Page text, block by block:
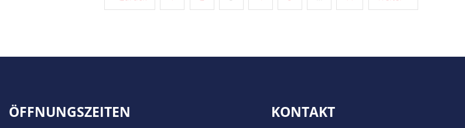
ÖFFNUNGSZEITEN KONTAKT